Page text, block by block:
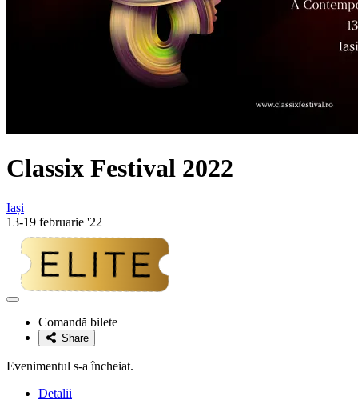
Classix Festival 2022
Iași
13-19 februarie '22
Adaugă
favoriteComandă bilete
Share
Evenimentul s-a încheiat.
Detalii